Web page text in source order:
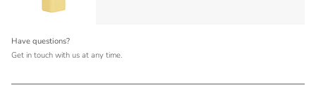
Have questions?
Get in touch with us at any time.